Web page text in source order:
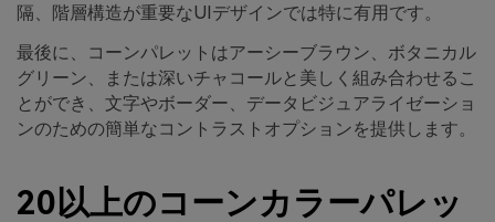
隔、階層構造が重要なUIデザインでは特に有用です。
最後に、コーンパレットはアーシーブラウン、ボタニカル
グリーン、または深いチャコールと美しく組み合わせるこ
とができ、文字やボーダー、データビジュアライゼーショ
ンのための簡単なコントラストオプションを提供します。
20以上のコーンカラーパレッ